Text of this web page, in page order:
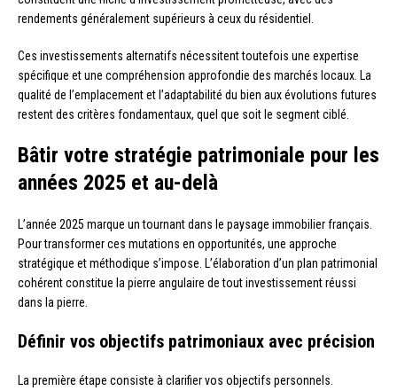
rendements généralement supérieurs à ceux du résidentiel.
Ces investissements alternatifs nécessitent toutefois une expertise
spécifique et une compréhension approfondie des marchés locaux. La
qualité de l’emplacement et l’adaptabilité du bien aux évolutions futures
restent des critères fondamentaux, quel que soit le segment ciblé.
Bâtir votre stratégie patrimoniale pour les
années 2025 et au-delà
L’année 2025 marque un tournant dans le paysage immobilier français.
Pour transformer ces mutations en opportunités, une approche
stratégique et méthodique s’impose. L’élaboration d’un plan patrimonial
cohérent constitue la pierre angulaire de tout investissement réussi
dans la pierre.
Définir vos objectifs patrimoniaux avec précision
La première étape consiste à clarifier vos objectifs personnels.